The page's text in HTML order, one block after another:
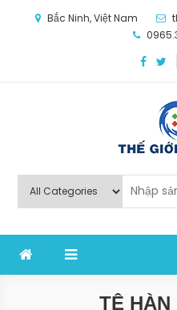
Bắc Ninh, Việt Nam
Thế Giới Ngũ
nghiệp
TÊ HÀN